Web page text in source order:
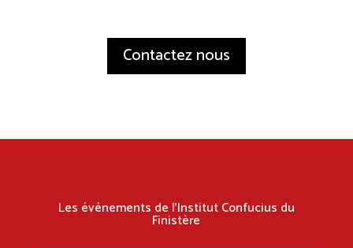
Contactez nous
Les événements de l’Institut Confucius du
Finistère